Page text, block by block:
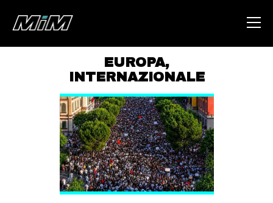
HOME
ABOUT
AREA
DEGENERAZIONE
GAZA FREESTYLE
CSOA LAMBRETTA
EUROPA,
INTERNAZIONALE